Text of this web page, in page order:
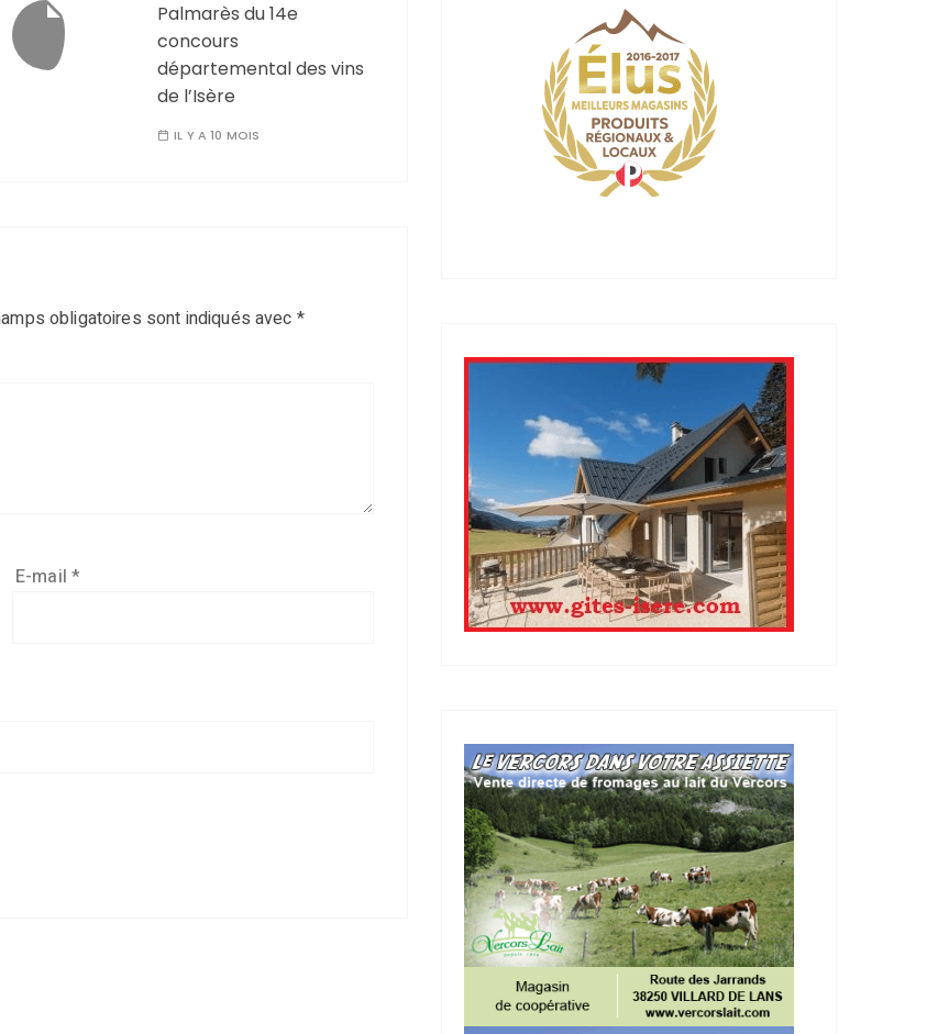
Palmarès du 14e
concours
départemental des vins
de l’Isère
IL Y A 10 MOIS
obligatoires sont indiqués avec *
E-mail*